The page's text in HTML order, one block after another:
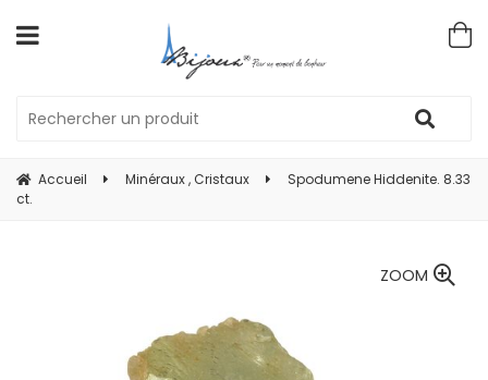
Accueil Minéraux , Cristaux
Spodumene Hiddenite. 8.33
ct.
ZOOM